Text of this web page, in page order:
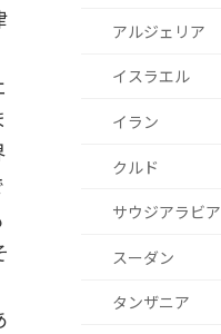
アルジェリア
イスラエル
イラン
クルド
サウジアラビア
スーダン
タンザニア